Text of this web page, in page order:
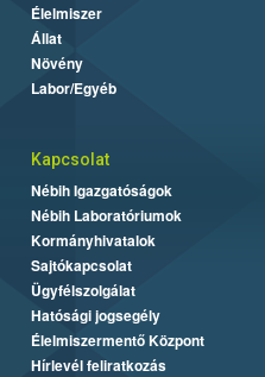
Élelmiszer
Állat
Növény
Labor/Egyéb
Kapcsolat
Nébih Igazgatóságok
Nébih Laboratóriumok
Kormányhivatalok
Sajtókapcsolat
Ügyfélszolgálat
Hatósági jogsegély
Élelmiszermentő Központ
Hírlevél feliratkozás